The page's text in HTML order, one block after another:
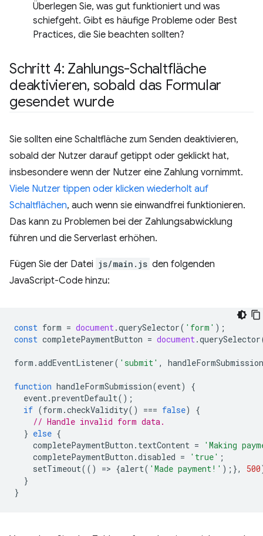
Überlegen Sie, was gut funktioniert und was
schiefgeht. Gibt es häufige Probleme oder Best
Practices, die Sie beachten sollten?
Schritt 4: Zahlungs-Schaltfläche
deaktivieren, sobald das Formular
gesendet wurde
Sie sollten eine Schaltfläche zum Senden deaktivieren,
sobald der Nutzer darauf getippt oder geklickt hat,
insbesondere wenn der Nutzer eine Zahlung vornimmt.
Viele Nutzer tippen oder klicken wiederholt auf
Schaltflächen, auch wenn sie einwandfrei funktionieren.
Das kann zu Problemen bei der Zahlungsabwicklung
führen und die Serverlast erhöhen.
Fügen Sie der Datei js/main.js den folgenden
JavaScript-Code hinzu:
const form = document.querySelector( 'form' );
const completePaymentButton = document.querySelector
form .addEventListener( 'submit' , handleFormSubmission
function handleFormSubmission(event)
{
event.preventDefault();
if (form .checkValidity() === false)
{
// Handle invalid form data.
} else {
completePaymentButton . textContent =
'Making
completePaymentButton .disabled = 'true' ;
setTimeout(() => {alert( 'Made payment!' );}, 500
}
}